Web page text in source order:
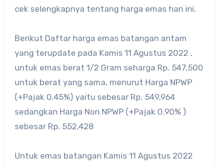
cek selengkapnya tentang harga emas hari ini.
Berikut Daftar harga emas batangan antam
yang terupdate pada Kamis 11 Agustus 2022 ,
untuk emas berat 1/2 Gram seharga Rp. 547,500
untuk berat yang sama, menurut Harga NPWP
(+Pajak 0.45%) yaitu sebesar Rp. 549,964
sedangkan Harga Non NPWP (+Pajak 0.90% )
sebesar Rp. 552,428
Untuk emas batangan Kamis 11 Agustus 2022